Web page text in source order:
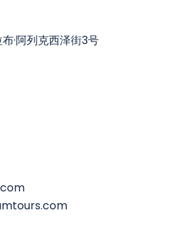
·阿列克西泽街3号